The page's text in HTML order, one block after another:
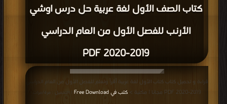
كتاب الصف الأول لغة عربية حل درس اوشي
الأرنب للفصل الأول من العام الدراسي
2019-2020 PDF
قراءة و تحميل كتاب كتاب الأول لغة عربية أقرأ وتعلم للفصل الأول من العام الدراسي
2019-2020 PDF مجانا | مكتبة >
كتب في Free Download | التحميل : مرة/مرات